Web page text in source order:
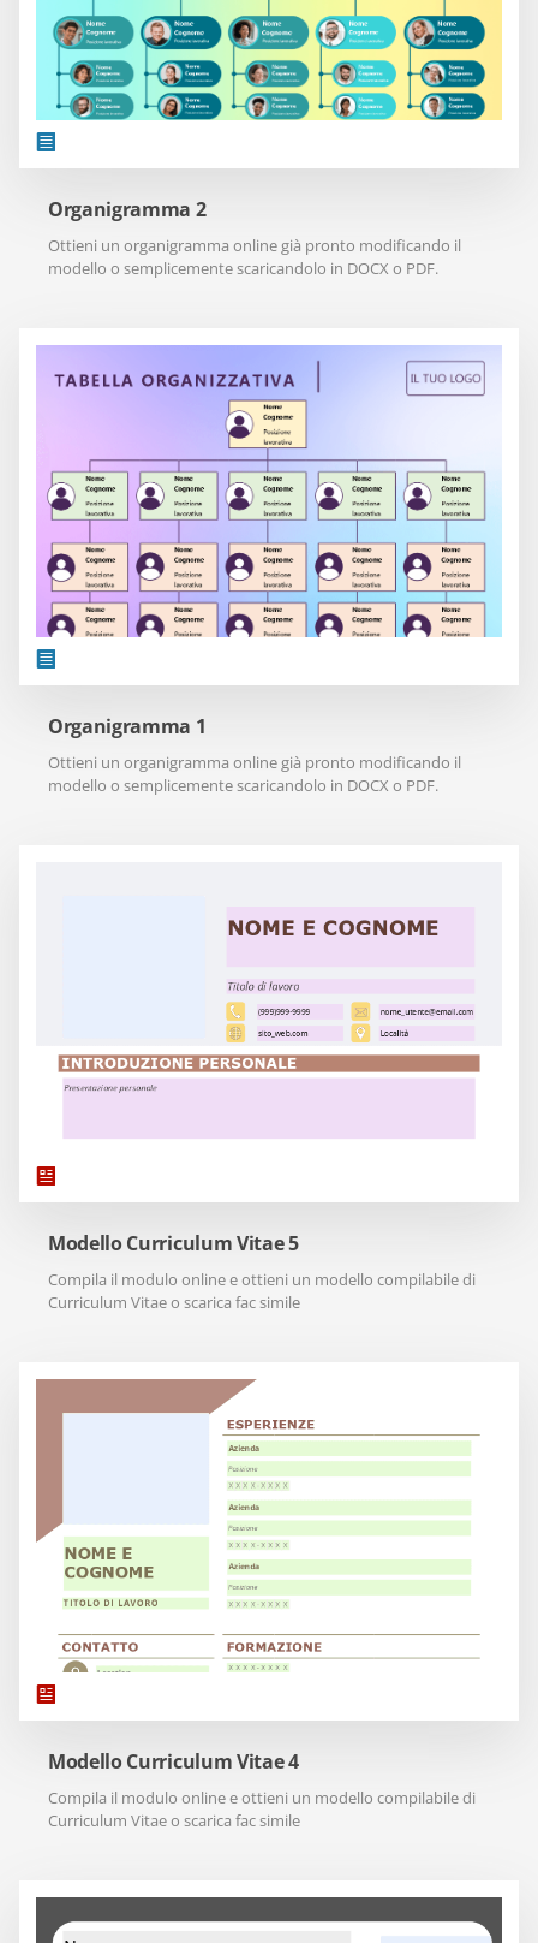
Organigramma 2
Ottieni un organigramma online già pronto modificando il
modello o semplicemente scaricandolo in DOCX o PDF.
Organigramma 1
Ottieni un organigramma online già pronto modificando il
modello o semplicemente scaricandolo in DOCX o PDF.
Modello Curriculum Vitae 5
Compila il modulo online e ottieni un modello compilabile di
Curriculum Vitae o scarica fac simile
Modello Curriculum Vitae 4
Compila il modulo online e ottieni un modello compilabile di
Curriculum Vitae o scarica fac simile